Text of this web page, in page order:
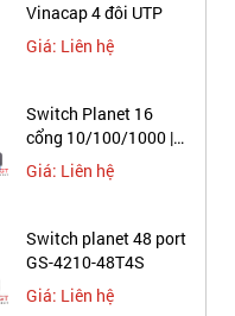
Vinacap 4 đôi UTP
Giá: Liên hệ
Switch Planet 16
cổng 10/100/1000 |
GS-4210-16T2S
Giá: Liên hệ
Switch planet 48 port
GS-4210-48T4S
Giá: Liên hệ